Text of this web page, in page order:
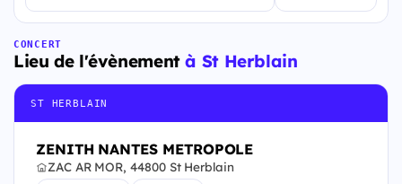
CONCERT
Lieu de l'évènementà St Herblain
ST HERBLAIN
ZENITH NANTES METROPOLE
ZAC AR MOR, 44800 St Herblain